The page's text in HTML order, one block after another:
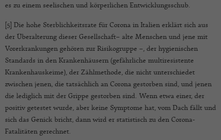
es zu einem seelischen und körperlichen Entwicklungsschub.
[5] Die hohe Sterblichkeitsrate für Corona in Italien erklärt sich aus
der Überalterung dieser Gesellschaft– alte Menschen und jene mit
Vorerkrankungen gehören zur Risikogruppe –, der hygienischen
Standards in den Krankenhäusern (gefährliche multiresistente
Krankenhauskeime), der Zählmethode, die nicht unterschiedet
zwischen jenen, die tatsächlich an Corona gestorben sind, und jenen
die lediglich mit der Grippe gestorben sind. Wenn etwa einer, der
positiv getestet wurde, aber keine Symptome hat, vom Dach fällt und
sich das Genick bricht, dann wird er statistisch zu den Corona-
Fatalitäten gerechnet.